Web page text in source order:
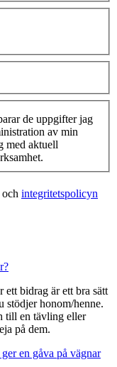
de uppgifter jag
av min
med aktuell
och integritetspolicyn
bidrag är ett bra sätt
stödjer honom/henne.
till en tävling eller
på dem.
en gåva på vägnar